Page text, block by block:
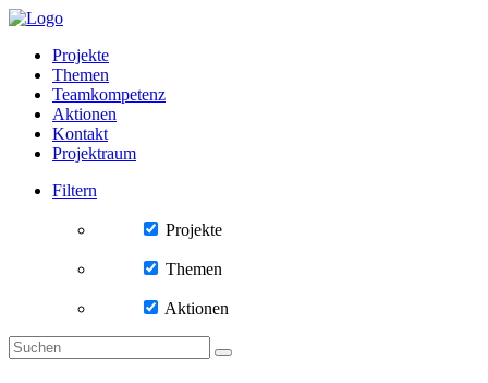
Projekte
Themen
Teamkompetenz
Aktionen
Kontakt
Projektraum
Filtern
Projekte
Themen
Aktionen